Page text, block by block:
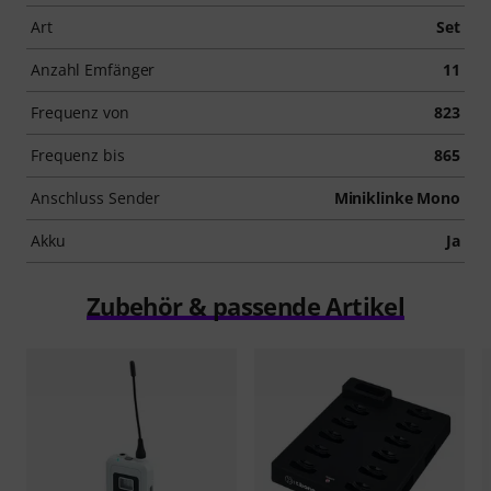
Art Set
Anzahl Emfänger 11
Frequenz von 823
Frequenz bis 865
Anschluss Sender Miniklinke Mono
Akku Ja
Zubehör & passende Artikel